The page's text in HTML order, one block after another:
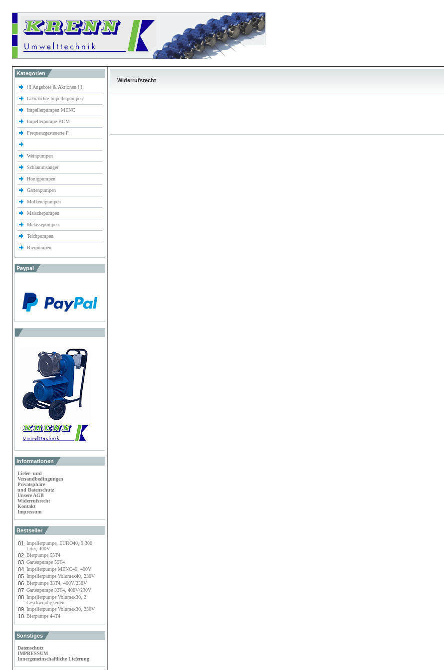
Kategorien
!!! Angebote & Aktionen !!!
Gebrauchte Impellerpumpen
Impellerpumpen MENC
Impellerpumpe BCM
Frequenzgesteuerte P.
Weinpumpen
Schlammsauger
Honigpumpen
Gartenpumpen
Molkereipumpen
Maischepumpen
Melassepumpen
Teichpumpen
Bierpumpen
Paypal
Informationen
Liefer- und
Versandbedingungen
Privatsphäre
und Datenschutz
Unsere AGB
Widerrufsrecht
Kontakt
Impressum
Bestseller
01.
Impellerpumpe, EURO40, 9.300
Liter, 400V
02. Bierpumpe 55T4
03. Gartenpumpe 55T4
04. Impellerpumpe MENC40, 400V
05. Impellerpumpe Volumex40, 230V
06. Bierpumpe 33T4, 400V/230V
07. Gartenpumpe 33T4, 400V/230V
08. Impellerpumpe Volumex30, 2
Geschwindigkeiten
09. Impellerpumpe Volumex30, 230V
10. Bierpumpe 44T4
Sonstiges
Datenschutz
IMPRESSUM
Innergemeinschaftliche Lieferung
Widerrufsrecht